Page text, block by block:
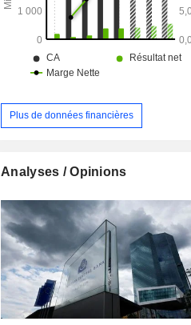
Plus de données financières
Analyses / Opinions